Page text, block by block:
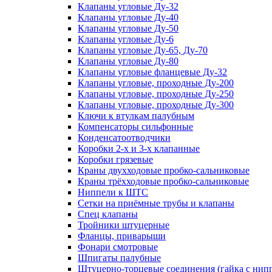
Клапаны угловые Ду-32
Клапаны угловые Ду-40
Клапаны угловые Ду-50
Клапаны угловые Ду-6
Клапаны угловые Ду-65, Ду-70
Клапаны угловые Ду-80
Клапаны угловые фланцевые Ду-32
Клапаны угловые, проходные Ду-200
Клапаны угловые, проходные Ду-250
Клапаны угловые, проходные Ду-300
Ключи к втулкам палубным
Компенсаторы сильфонные
Конденсатоотводчики
Коробки 2-х и 3-х клапанные
Коробки грязевые
Краны двухходовые пробко-сальниковые
Краны трёхходовые пробко-сальниковые
Ниппели к ШТС
Сетки на приёмные трубы и клапаны
Спец клапаны
Тройники штуцерные
Фланцы, приварыши
Фонари смотровые
Шпигаты палубные
Штуцерно-торцевые соединения (гайка с